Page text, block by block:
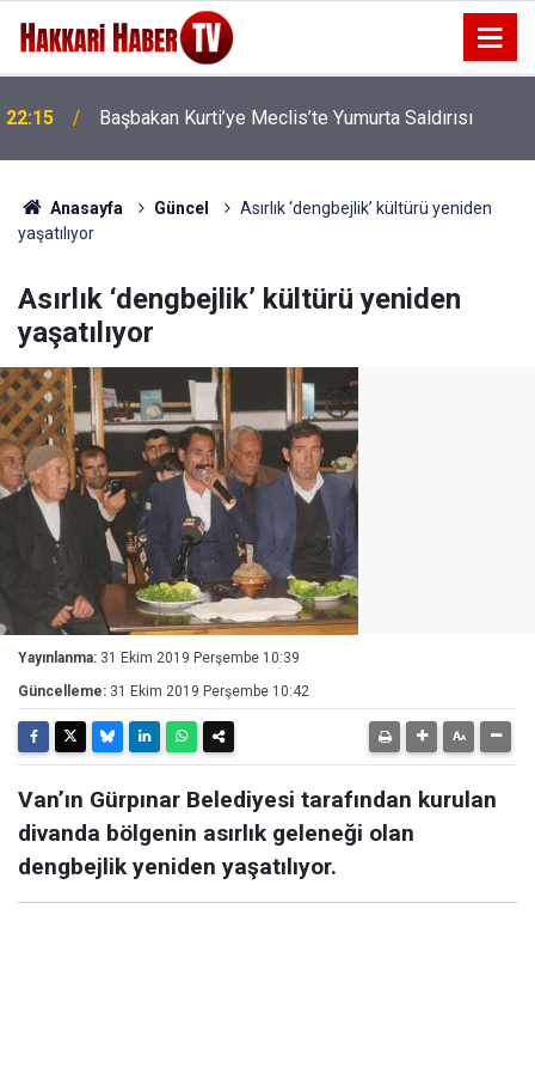
22:15 Başbakan Kurti’ye Meclis’te Yumurta Saldırısı
22:07 İran'dan Hürmüz Boğazı İçin Yeni Şart
Anasayfa Güncel
Asırlık ‘dengbejlik’ kültürü yeniden
yaşatılıyor
Asırlık ‘dengbejlik’ kültürü yeniden
yaşatılıyor
Yayınlanma: 31 Ekim 2019 Perşembe 10:39
Güncelleme: 31 Ekim 2019 Perşembe 10:42
Van’ın Gürpınar Belediyesi tarafından kurulan
divanda bölgenin asırlık geleneği olan
dengbejlik yeniden yaşatılıyor.